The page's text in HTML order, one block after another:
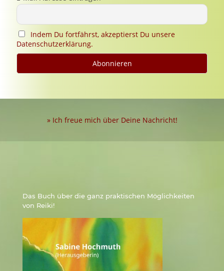
Indem Du fortfährst, akzeptierst Du unsere
Datenschutzerklärung.
» Ich freue mich über Deine Nachricht!
Das Buch über die ganz praktischen Möglichkeiten
von Reiki!